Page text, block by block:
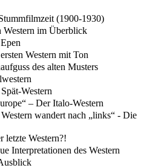
(1900-1930)
Western im Überblick
Western mit Ton
des alten Musters
Western
– Der Italo-Western
wandert nach „links“ - Die
letzte Western?!
Interpretationen des Western